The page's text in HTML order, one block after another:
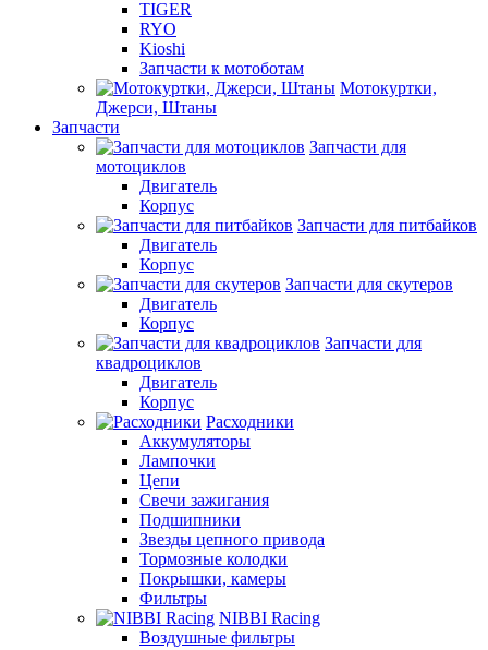
TIGER
RYO
Kioshi
Запчасти к мотоботам
Мотокуртки,
Джерси, Штаны
Запчасти
Запчасти для
мотоциклов
Двигатель
Корпус
Запчасти для питбайков
Двигатель
Корпус
Запчасти для скутеров
Двигатель
Корпус
Запчасти для
квадроциклов
Двигатель
Корпус
Расходники
Аккумуляторы
Лампочки
Цепи
Свечи зажигания
Подшипники
Звезды цепного привода
Тормозные колодки
Покрышки, камеры
Фильтры
NIBBI Racing
Воздушные фильтры